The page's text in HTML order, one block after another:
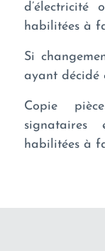
d’électricité
habilitées à
Si
ayant décidé
Copie
habilitées à